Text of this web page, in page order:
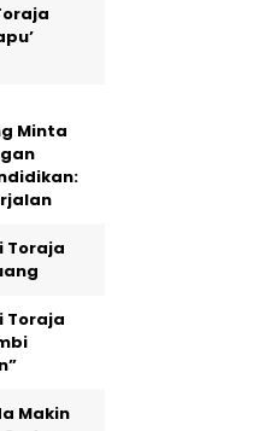
Minta
Toraja
Toraja
Makin